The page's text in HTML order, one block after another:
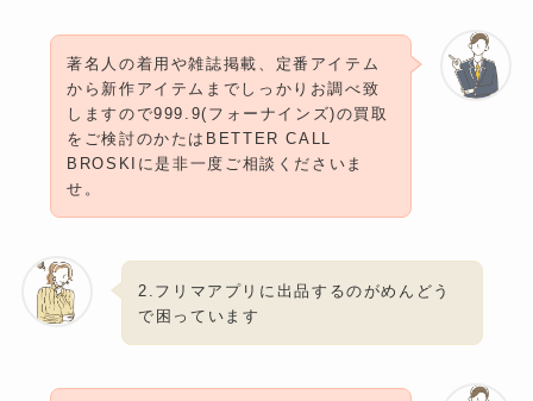
著名人の着用や雑誌掲載、定番アイテム
から新作アイテムまでしっかりお調べ致
しますので999.9(フォーナインズ)の買取
をご検討のかたはBETTER CALL
BROSKIに是非一度ご相談くださいま
せ。
2.フリマアプリに出品するのがめんどう
で困っています